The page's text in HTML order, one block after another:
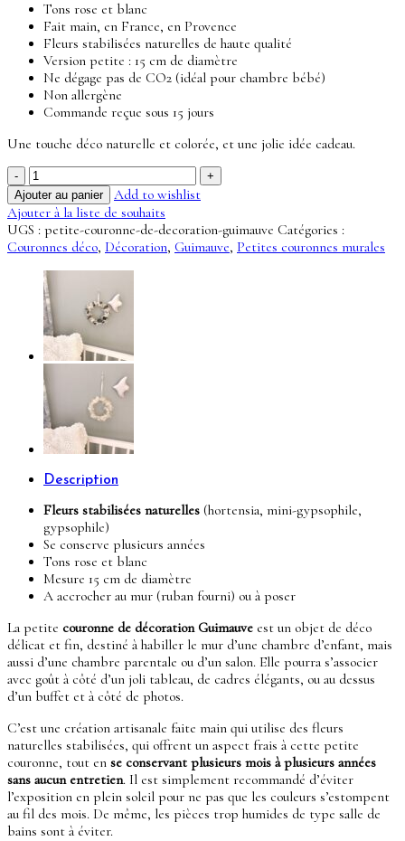
Tons rose et blanc
Fait main, en France, en Provence
Fleurs stabilisées naturelles de haute qualité
Version petite : 15 cm de diamètre
Ne dégage pas de CO2 (idéal pour chambre bébé)
Non allergène
Commande reçue sous 15 jours
Une touche déco naturelle et colorée, et une jolie idée cadeau.
quantité
de
Petite
couronne
de
Guimauve
Ajouter au panier
Add to wishlist
Ajouter à la liste de souhaits
UGS : petite-couronne-de-decoration-guimauve Catégories :
Couronnes déco, Décoration, Guimauve, Petites couronnes murales
Description
Fleurs stabilisées naturelles (hortensia, mini-gypsophile,
gypsophile)
Se conserve plusieurs années
Tons rose et blanc
Mesure 15 cm de diamètre
A accrocher au mur (ruban fourni) ou à poser
La petite couronne de décoration Guimauve est un objet de déco
délicat et fin, destiné à habiller le mur d’une chambre d’enfant, mais
aussi d’une chambre parentale ou d’un salon. Elle pourra s’associer
avec goût à côté d’un joli tableau, de cadres élégants, ou au dessus
d’un buffet et à côté de photos.
C’est une création artisanale faite main qui utilise des fleurs
naturelles stabilisées, qui offrent un aspect frais à cette petite
couronne, tout en se conservant plusieurs mois à plusieurs années
sans aucun entretien. Il est simplement recommandé d’éviter
l’exposition en plein soleil pour ne pas que les couleurs s’estompent
au fil des mois. De même, les pièces trop humides de type salle de
bains sont à éviter.